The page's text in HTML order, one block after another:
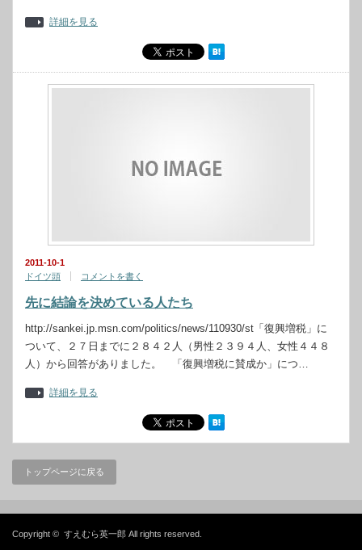
詳細を見る
2011-10-1
ドイツ頭
コメントを書く
先に結論を決めている人たち
http://sankei.jp.msn.com/politics/news/110930/st「復興増税」に
ついて、２７日までに２８４２人（男性２３９４人、女性４４８
人）から回答がありました。 「復興増税に賛成か」につ…
詳細を見る
トップページに戻る
Copyright © すえむら英一郎 All rights reserved.